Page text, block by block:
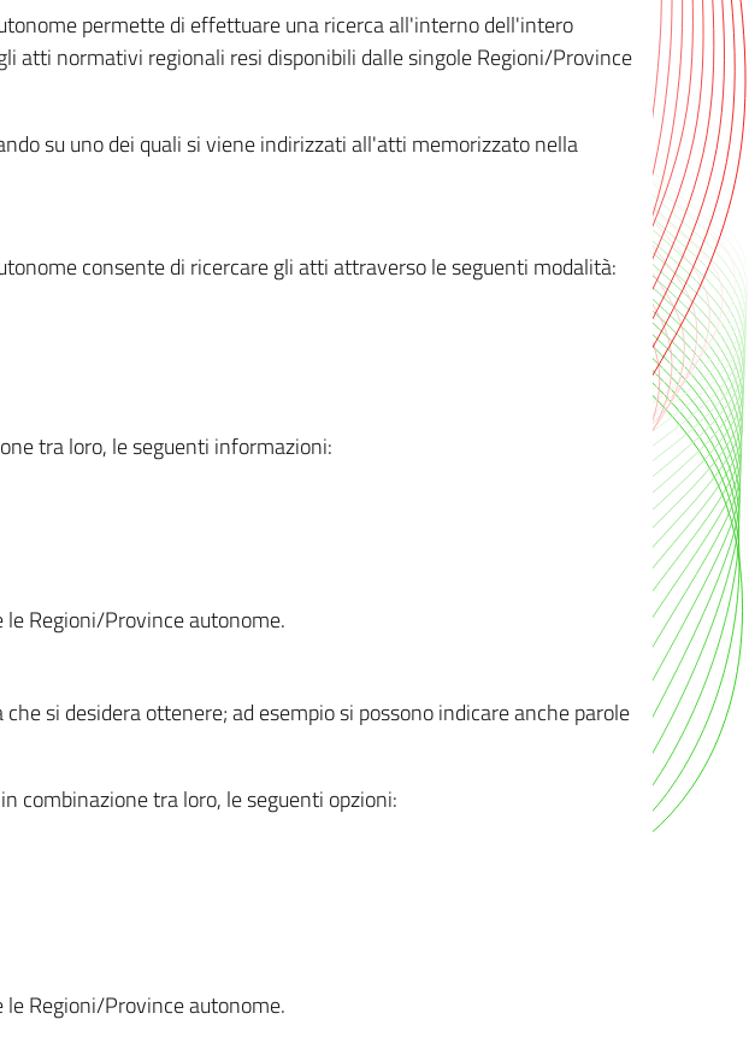
permette di effettuare una ricerca all'interno dell'intero
atti normativi regionali resi disponibili dalle singole Regioni/Province
su uno dei quali si viene indirizzati all'atti memorizzato nella
consente di ricercare gli atti attraverso le seguenti modalità:
tra loro, le seguenti informazioni:
Regioni/Province autonome.
si desidera ottenere; ad esempio si possono indicare anche parole
combinazione tra loro, le seguenti opzioni:
Regioni/Province autonome.